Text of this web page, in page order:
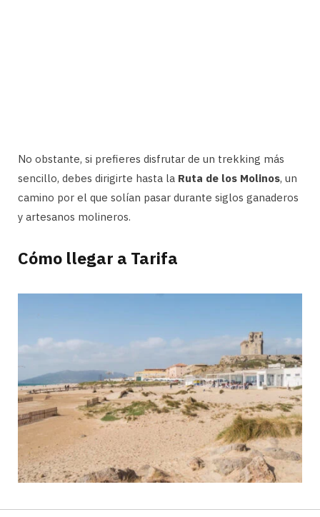
No obstante, si prefieres disfrutar de un trekking más
sencillo, debes dirigirte hasta la Ruta de los Molinos, un
camino por el que solían pasar durante siglos ganaderos
y artesanos molineros.
Cómo llegar a Tarifa